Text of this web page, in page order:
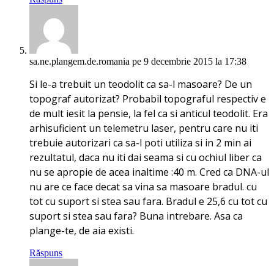
sa.ne.plangem.de.romania pe 9 decembrie 2015 la 17:38
Si le-a trebuit un teodolit ca sa-l masoare? De un
topograf autorizat? Probabil topograful respectiv e
de mult iesit la pensie, la fel ca si anticul teodolit. Era
arhisuficient un telemetru laser, pentru care nu iti
trebuie autorizari ca sa-l poti utiliza si in 2 min ai
rezultatul, daca nu iti dai seama si cu ochiul liber ca
nu se apropie de acea inaltime :40 m. Cred ca DNA-ul
nu are ce face decat sa vina sa masoare bradul. cu
tot cu suport si stea sau fara. Bradul e 25,6 cu tot cu
suport si stea sau fara? Buna intrebare. Asa ca
plange-te, de aia existi.
Răspuns